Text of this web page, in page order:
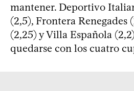
mantener. Deportivo
(2,5), Frontera Renegades
(2,25) y Villa Española
quedarse con los cuatro